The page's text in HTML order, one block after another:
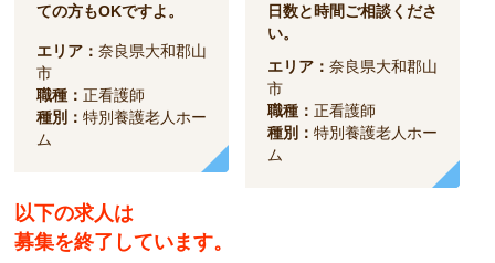
ての方もOKですよ。
エリア：奈良県大和郡山
市
職種：正看護師
種別：特別養護老人ホー
ム
日数と時間ご相談くださ
い。
エリア：奈良県大和郡山
市
職種：正看護師
種別：特別養護老人ホー
ム
以下の求人は
募集を終了しています。